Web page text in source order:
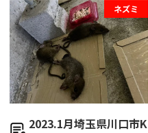
ネズミ
2023.1月埼玉県川口市K